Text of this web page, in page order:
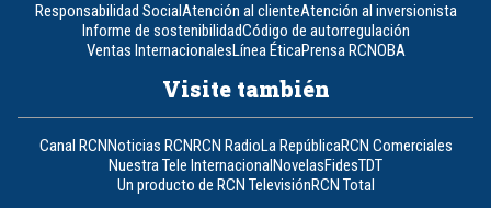
Responsabilidad SocialAtención al clienteAtención al inversionista
Informe de sostenibilidadCódigo de autorregulación
Ventas InternacionalesLínea ÉticaPrensa RCNOBA
Visite también
Canal RCNNoticias RCNRCN RadioLa RepúblicaRCN Comerciales
Nuestra Tele InternacionalNovelasFidesTDT
Un producto de RCN TelevisiónRCN Total